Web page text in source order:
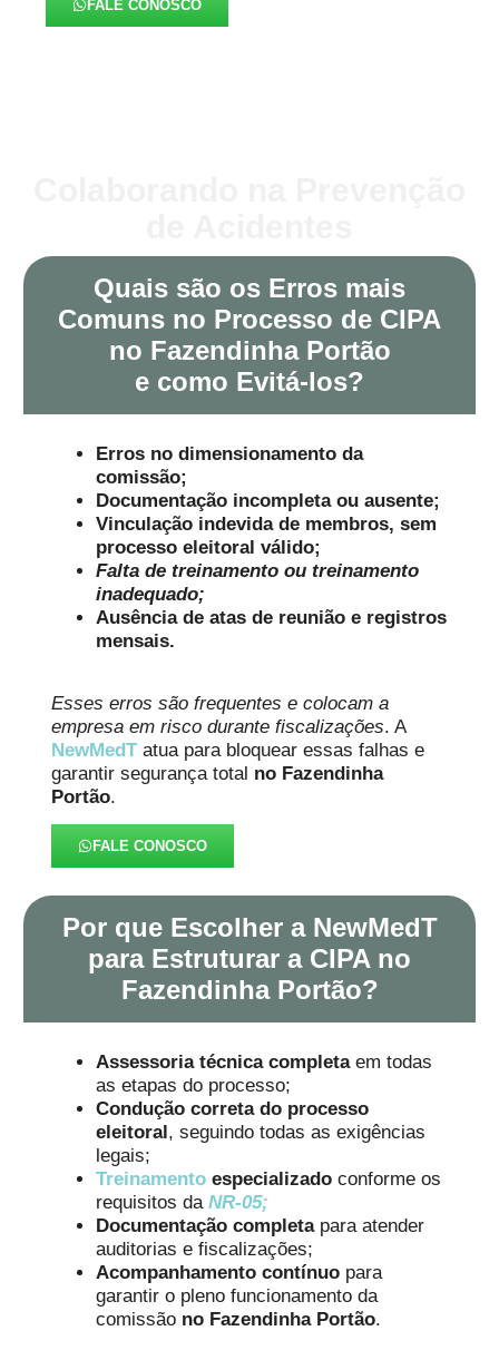
FALE CONOSCO
Quais são os Erros mais
Comuns no Processo de CIPA
no Fazendinha Portão
e como Evitá-los?
Erros no dimensionamento da
comissão;
Documentação incompleta ou ausente;
Vinculação indevida de membros, sem
processo eleitoral válido;
Falta de treinamento ou treinamento
inadequado;
Ausência de atas de reunião e registros
mensais.
Esses erros são frequentes e colocam a
empresa em risco durante fiscalizações. A
NewMedT atua para bloquear essas falhas e
garantir segurança total no Fazendinha
Portão.
FALE CONOSCO
Por que Escolher a NewMedT
para Estruturar a CIPA no
Fazendinha Portão?
Assessoria técnica completaem todas
as etapas do processo;
Condução correta do processo
eleitoral , seguindo todas as exigências
legais;
Treinamento especializado conforme os
requisitos daNR-05;
Documentação completapara atender
auditorias e fiscalizações;
Acompanhamento contínuo para
garantir o pleno funcionamento da
comissão no Fazendinha Portão.